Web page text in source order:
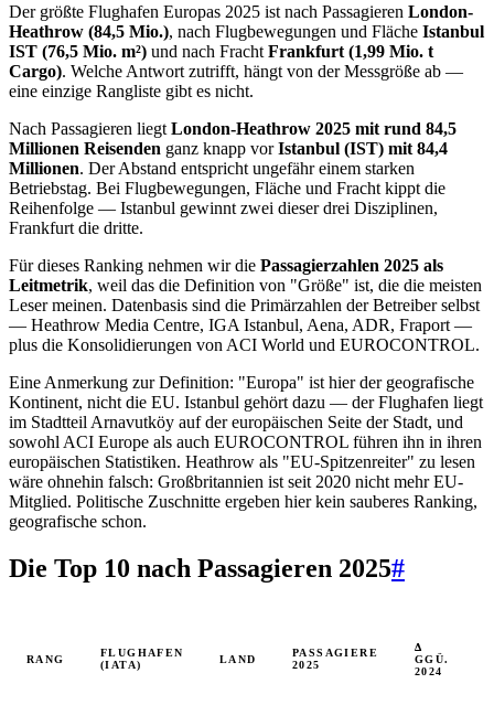
Der größte Flughafen Europas 2025 ist nach Passagieren London-
Heathrow (84,5 Mio.), nach Flugbewegungen und Fläche Istanbul
IST (76,5 Mio. m²) und nach Fracht Frankfurt (1,99 Mio. t
Cargo). Welche Antwort zutrifft, hängt von der Messgröße ab —
eine einzige Rangliste gibt es nicht.
Nach Passagieren liegt London-Heathrow 2025 mit rund 84,5
Millionen Reisenden ganz knapp vorIstanbul (IST) mit 84,4
Millionen. Der Abstand entspricht ungefähr einem starken
Betriebstag. Bei Flugbewegungen, Fläche und Fracht kippt die
Reihenfolge — Istanbul gewinnt zwei dieser drei Disziplinen,
Frankfurt die dritte.
Für dieses Ranking nehmen wir die Passagierzahlen 2025 als
Leitmetrik, weil das die Definition von "Größe" ist, die die meisten
Leser meinen. Datenbasis sind die Primärzahlen der Betreiber selbst
— Heathrow Media Centre, IGA Istanbul, Aena, ADR, Fraport —
plus die Konsolidierungen von ACI World und EUROCONTROL.
Eine Anmerkung zur Definition: "Europa" ist hier der geografische
Kontinent, nicht die EU. Istanbul gehört dazu — der Flughafen liegt
im Stadtteil Arnavutköy auf der europäischen Seite der Stadt, und
sowohl ACI Europe als auch EUROCONTROL führen ihn in ihren
europäischen Statistiken. Heathrow als "EU-Spitzenreiter" zu lesen
wäre ohnehin falsch: Großbritannien ist seit 2020 nicht mehr EU-
Mitglied. Politische Zuschnitte ergeben hier kein sauberes Ranking,
geografische schon.
Die Top 10 nach Passagieren 2025#
RANG
FLUGHAFEN
(IATA)
LAND
PASSAGIERE
2025
Δ
GGÜ.
2024